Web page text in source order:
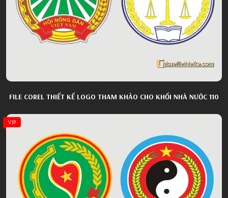
FILE COREL THIẾT KẾ LOGO THAM KHẢO CHO KHỐI NHÀ NƯỚC 110
VIP